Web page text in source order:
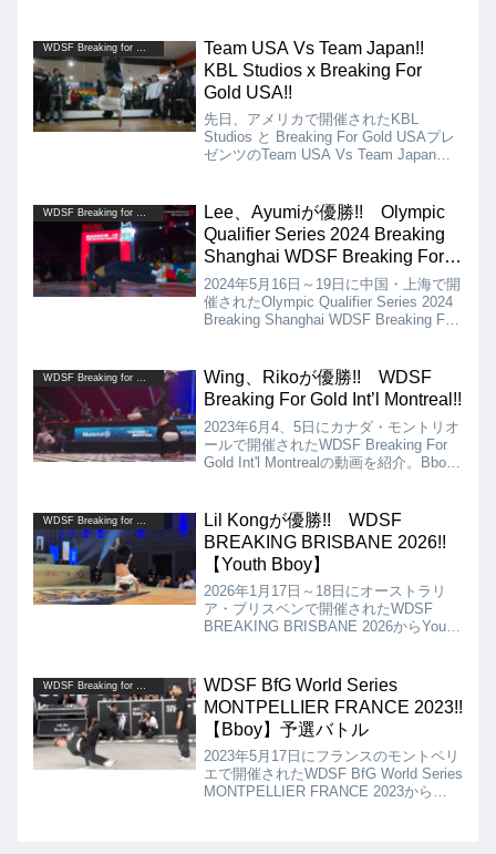
Quake、Raptor。
WDSF Breaking for Gold
Team USA Vs Team Japan!!
KBL Studios x Breaking For
Gold USA!!
先日、アメリカで開催されたKBL
Studios と Breaking For Gold USAプレ
ゼンツのTeam USA Vs Team Japanの
ていませんが、あなたがジャッジならど
ちらに挙げてたでしょうか？
WDSF Breaking for Gold
Lee、Ayumiが優勝!! Olympic
Qualifier Series 2024 Breaking
‎Shanghai WDSF Breaking For
Gold!!
2024年5月16日～19日に中国・上海で開
催されたOlympic Qualifier Series 2024
Breaking ‎Shanghai WDSF Breaking For
Ayumiとなりましたが、結果はLee、
Ayumiの優勝となりました!!
WDSF Breaking for Gold
Wing、Rikoが優勝!! WDSF
Breaking For Gold Int’l Montreal!!
2023年6月4、5日にカナダ・モントリオ
ールで開催されたWDSF Breaking For
Gold Int'l Montrealの動画を紹介。Bboy
Lil Kongが優勝!! WDSF
BREAKING BRISBANE 2026!!
【Youth Bboy】
2026年1月17日～18日にオーストラリ
ア・ブリスベンで開催されたWDSF
BREAKING BRISBANE 2026からYouth
結果は、Lil Kongが優勝となりました!!
WDSF BfG World Series
MONTPELLIER FRANCE 2023!!
【Bboy】予選バトル
2023年5月17日にフランスのモントペリ
エで開催されたWDSF BfG World Series
MONTPELLIER FRANCE 2023から